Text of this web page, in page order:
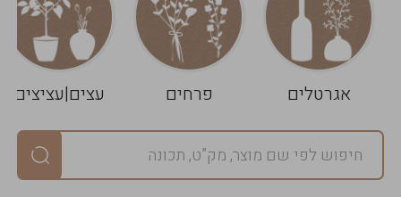
אגרטלים פרחים עצים|עציצים
במארז